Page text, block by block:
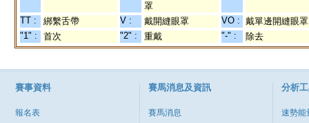
罩
TT : 綁繫舌帶 V : 戴開縫眼罩 VO : 戴單邊開縫眼罩
"1" :
首次 "2" : 重戴 "-" : 除去
賽事資料
報名表
賽馬消息及資訊
賽馬消息
分析
速勢能